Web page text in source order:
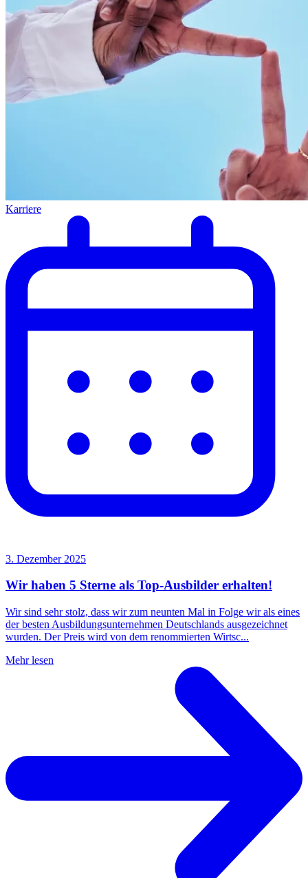
Karriere
3. Dezember 2025
Wir haben 5 Sterne als Top-Ausbilder erhalten!
Wir sind sehr stolz, dass wir zum neunten Mal in Folge wir als eines
der besten Ausbildungsunternehmen Deutschlands ausgezeichnet
wurden. Der Preis wird von dem renommierten Wirtsc...
Mehr lesen